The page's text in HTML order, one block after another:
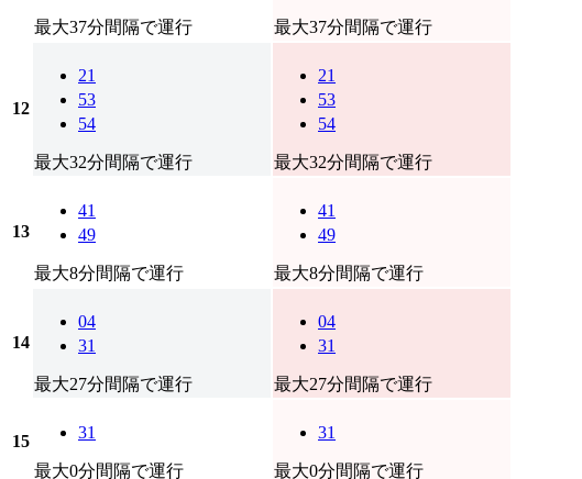
最大37分間隔で運行 最大37分間隔で運行
12
21
53
54
最大32分間隔で運行
21
53
54
最大32分間隔で運行
13
41
49
最大8分間隔で運行
41
49
最大8分間隔で運行
14
04
31
最大27分間隔で運行
04
31
最大27分間隔で運行
15 31
最大0分間隔で運行
31
最大0分間隔で運行